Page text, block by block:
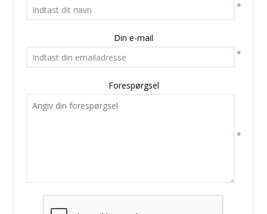
*
Din e-mail
*
Forespørgsel
*